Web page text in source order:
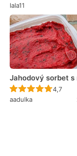
lala11
Jahodový sorbet s
Recept
4,7
aadulka